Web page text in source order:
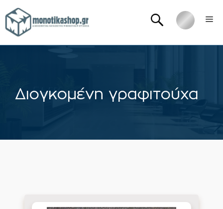
Μετάβαση
σε
περιεχόμενο
Διογκομένη γραφιτούχα